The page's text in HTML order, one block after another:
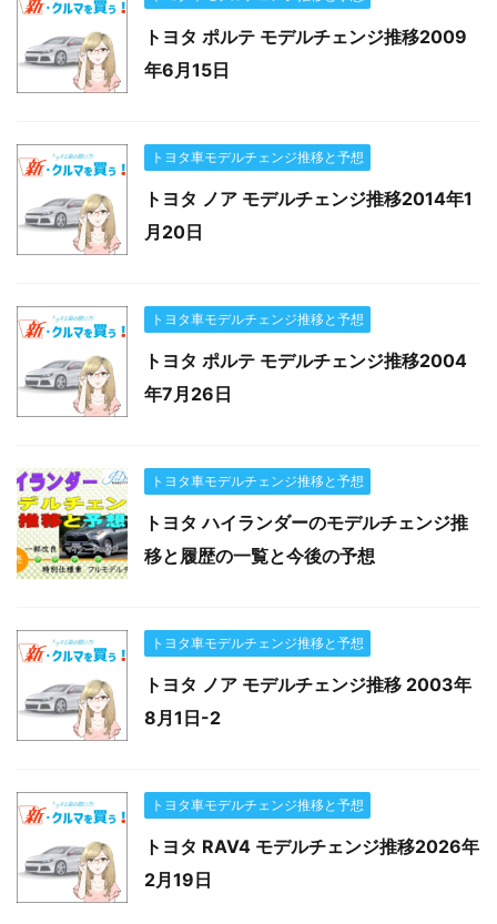
トヨタ ポルテ モデルチェンジ推移2009
年6月15日
トヨタ車モデルチェンジ推移と予想
トヨタ ノア モデルチェンジ推移2014年1
月20日
トヨタ車モデルチェンジ推移と予想
トヨタ ポルテ モデルチェンジ推移2004
年7月26日
トヨタ車モデルチェンジ推移と予想
トヨタ ハイランダーのモデルチェンジ推
移と履歴の一覧と今後の予想
トヨタ車モデルチェンジ推移と予想
トヨタ ノア モデルチェンジ推移 2003年
8月1日-2
トヨタ車モデルチェンジ推移と予想
トヨタ RAV4 モデルチェンジ推移2026年
2月19日